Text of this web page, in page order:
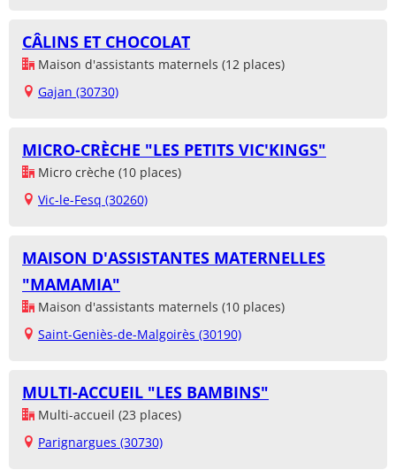
CÂLINS ET CHOCOLAT
Maison d'assistants maternels (12 places)
Gajan (30730)
MICRO-CRÈCHE "LES PETITS VIC'KINGS"
Micro crèche (10 places)
Vic-le-Fesq (30260)
MAISON D'ASSISTANTES MATERNELLES
"MAMAMIA"
Maison d'assistants maternels (10 places)
Saint-Geniès-de-Malgoirès (30190)
MULTI-ACCUEIL "LES BAMBINS"
Multi-accueil (23 places)
Parignargues (30730)